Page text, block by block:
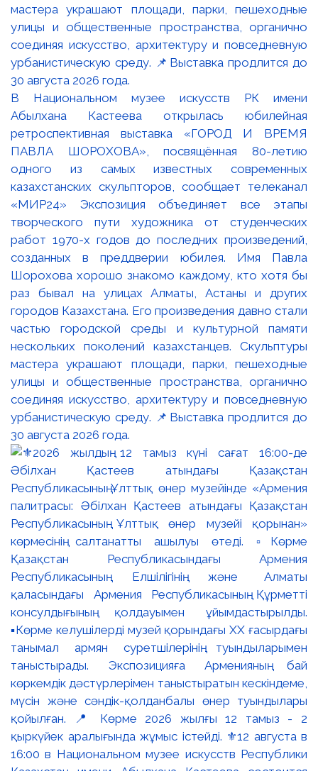
В Национальном музее искусств РК имени
Абылхана Кастеева открылась юбилейная
ретроспективная выставка «ГОРОД И ВРЕМЯ
ПАВЛА ШОРОХОВА», посвящённая 80-летию
одного из самых известных современных
казахстанских скульпторов, сообщает телеканал
«МИР24» Экспозиция объединяет все этапы
творческого пути художника от студенческих
работ 1970-х годов до последних произведений,
созданных в преддверии юбилея. Имя Павла
Шорохова хорошо знакомо каждому, кто хотя бы
раз бывал на улицах Алматы, Астаны и других
городов Казахстана. Его произведения давно стали
частью городской среды и культурной памяти
нескольких поколений казахстанцев. Скульптуры
мастера украшают площади, парки, пешеходные
улицы и общественные пространства, органично
соединяя искусство, архитектуру и повседневную
урбанистическую среду. 📌Выставка продлится до
30 августа 2026 года.